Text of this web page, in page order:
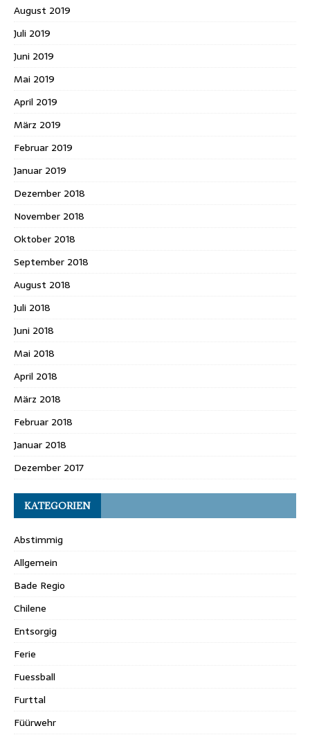
August 2019
Juli 2019
Juni 2019
Mai 2019
April 2019
März 2019
Februar 2019
Januar 2019
Dezember 2018
November 2018
Oktober 2018
September 2018
August 2018
Juli 2018
Juni 2018
Mai 2018
April 2018
März 2018
Februar 2018
Januar 2018
Dezember 2017
KATEGORIEN
Abstimmig
Allgemein
Bade Regio
Chilene
Entsorgig
Ferie
Fuessball
Furttal
Füürwehr